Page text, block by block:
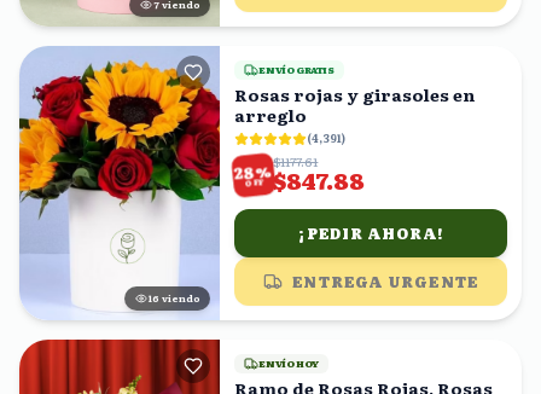
7 viendo
16 viendo
ENVÍO GRATIS
Rosas rojas y girasoles en
arreglo
(4,391)
28%
OFF
$1177.61
$847.88
¡PEDIR AHORA!
ENTREGA URGENTE
ENVÍO HOY
Ramo de Rosas Rojas, Rosas